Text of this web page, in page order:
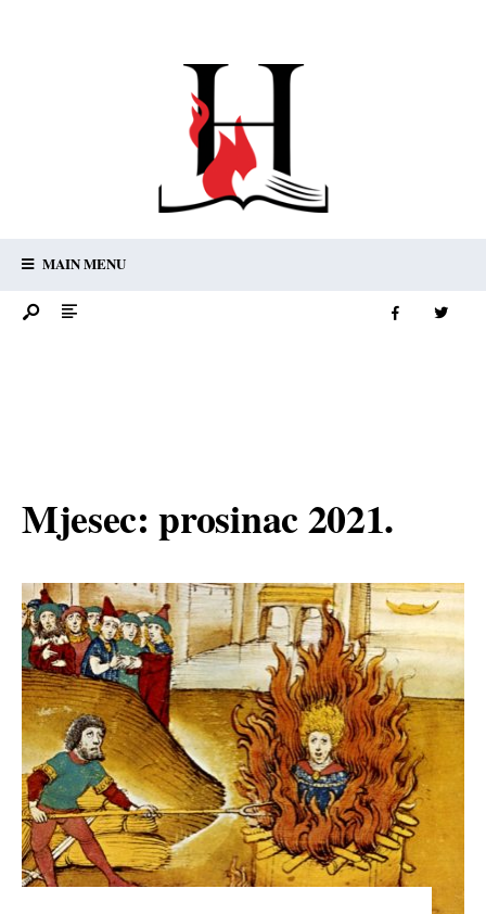
MAIN MENU
Mjesec:prosinac 2021.